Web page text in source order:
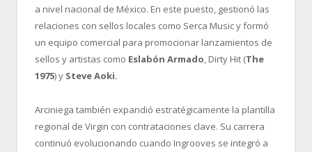
a nivel nacional de México. En este puesto, gestionó las
relaciones con sellos locales como Serca Music y formó
un equipo comercial para promocionar lanzamientos de
sellos y artistas como Eslabón Armado, Dirty Hit (The
1975) y Steve Aoki.
Arciniega también expandió estratégicamente la plantilla
regional de Virgin con contrataciones clave. Su carrera
continuó evolucionando cuando Ingrooves se integró a